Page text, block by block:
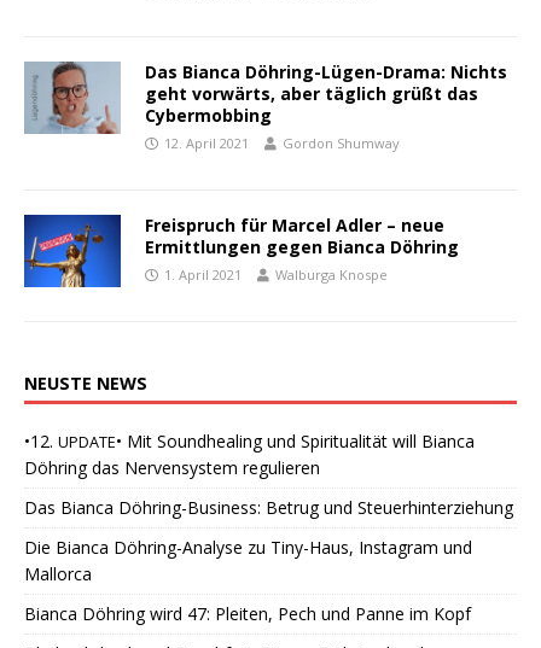
Das Bianca Döhring-Lügen-Drama: Nichts
geht vorwärts, aber täglich grüßt das
Cybermobbing
12. April 2021 Gordon Shumway
Freispruch für Marcel Adler – neue
Ermittlungen gegen Bianca Döhring
1. April 2021 Walburga Knospe
NEUSTE NEWS
•12. UPDATE• Mit Soundhealing und Spiritualität will Bianca
Döhring das Nervensystem regulieren
Das Bianca Döhring-Business: Betrug und Steuerhinterziehung
Die Bianca Döhring-Analyse zu Tiny-Haus, Instagram und
Mallorca
Bianca Döhring wird 47: Pleiten, Pech und Panne im Kopf